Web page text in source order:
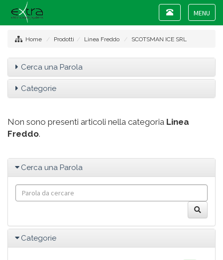
Toggle
Toggle
navigation
Home Prodotti Linea Freddo SCOTSMAN ICE SRL
Cerca una Parola
Categorie
Non sono presenti articoli nella categoria Linea
Freddo.
Cerca una Parola
Categorie